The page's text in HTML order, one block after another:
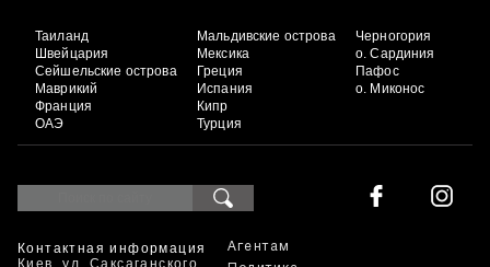
Таиланд
Швейцария
Сейшельские острова
Маврикий
Франция
ОАЭ
Мальдивские острова
Мексика
Греция
Испания
Кипр
Турция
Черногория
о. Сардиния
Пафос
о. Миконос
Контактная информация
Киев, ул. Саксаганского,
Агентам